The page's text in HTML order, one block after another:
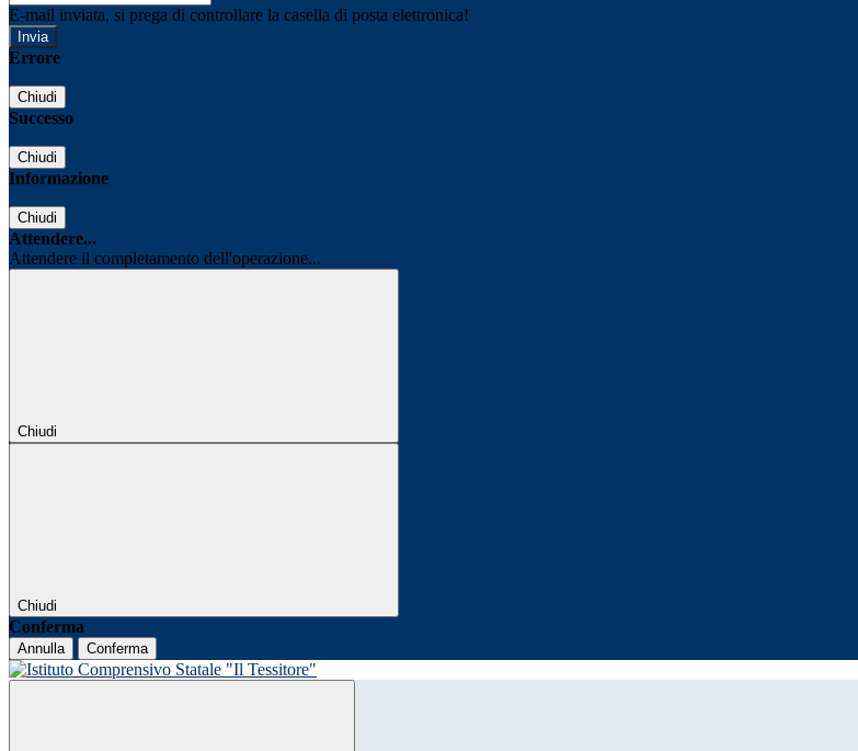
E-mail inviata, si prega di controllare la casella di posta elettronica!
Errore
Chiudi
Successo
Chiudi
Informazione
Chiudi
Attendere...
Attendere il completamento dell'operazione...
Chiudi
Chiudi
Conferma
Annulla Conferma